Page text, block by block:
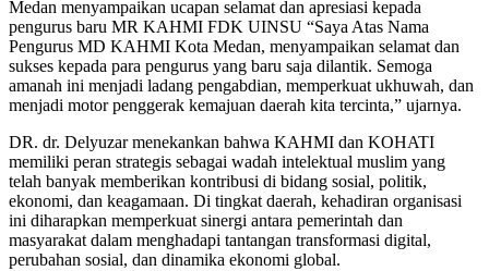
Medan menyampaikan ucapan selamat dan apresiasi kepada
pengurus baru MR KAHMI FDK UINSU “Saya Atas Nama
Pengurus MD KAHMI Kota Medan, menyampaikan selamat dan
sukses kepada para pengurus yang baru saja dilantik. Semoga
amanah ini menjadi ladang pengabdian, memperkuat ukhuwah, dan
menjadi motor penggerak kemajuan daerah kita tercinta,” ujarnya.
DR. dr. Delyuzar menekankan bahwa KAHMI dan KOHATI
memiliki peran strategis sebagai wadah intelektual muslim yang
telah banyak memberikan kontribusi di bidang sosial, politik,
ekonomi, dan keagamaan. Di tingkat daerah, kehadiran organisasi
ini diharapkan memperkuat sinergi antara pemerintah dan
masyarakat dalam menghadapi tantangan transformasi digital,
perubahan sosial, dan dinamika ekonomi global.